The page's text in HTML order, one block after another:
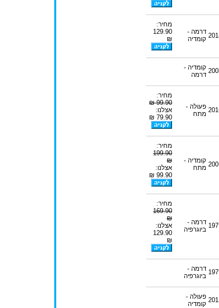
דרמה -
קומדיה
מחיר:
129.90
₪
קומדיה -
דרמה
פעולה -
מתח
מחיר:
99.90 ₪
אצלנו:
79.90 ₪
קומדיה -
מתח
מחיר:
199.90
₪
אצלנו:
99.90 ₪
דרמה -
ביוגרפיה
מחיר:
169.90
₪
אצלנו:
129.90
₪
דרמה -
ביוגרפיה
פעולה -
קומדיה